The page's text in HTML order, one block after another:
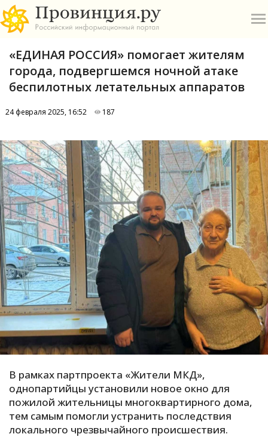
Б
В
Е
И
П
Р
С
Т
У
«ЕДИНАЯ РОССИЯ» помогает жителям
города, подвергшемся ночной атаке
беспилотных летательных аппаратов
24 февраля 2025, 16:52 187
В рамках партпроекта «Жители МКД»,
однопартийцы установили новое окно для
пожилой жительницы многоквартирного дома,
тем самым помогли устранить последствия
локального чрезвычайного происшествия.